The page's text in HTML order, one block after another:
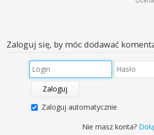
Zaloguj się, by móc dodawać
Zaloguj
Zaloguj automatycznie
Nie masz konta?